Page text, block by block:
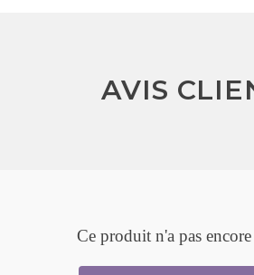
AVIS
Ce produit n'a pas